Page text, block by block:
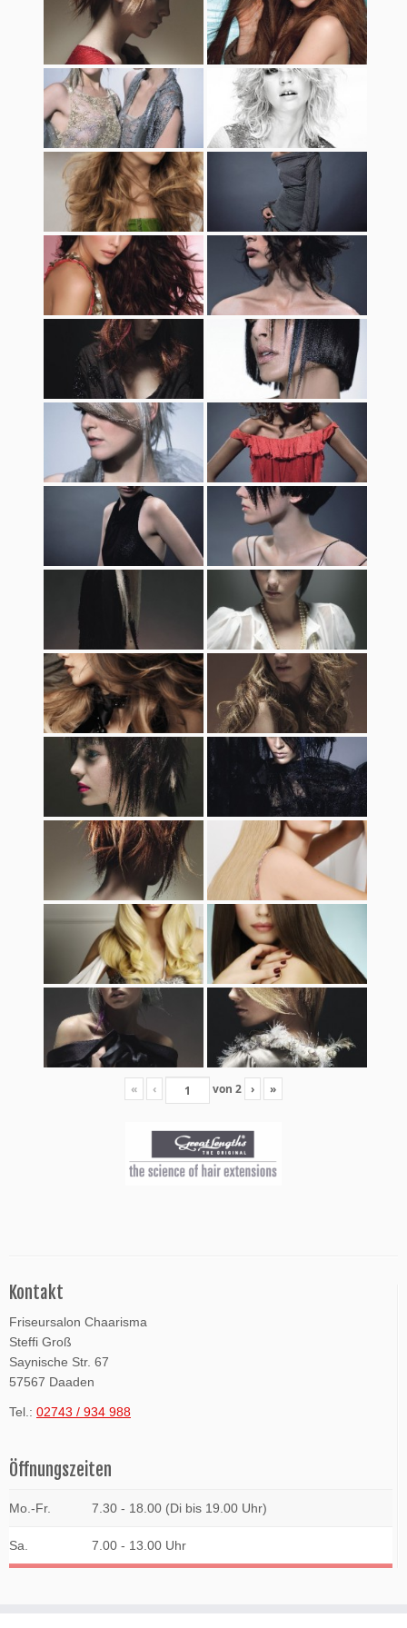
« ‹ von 2 › »
Kontakt
Friseursalon Chaarisma
Steffi Groß
Saynische Str. 67
57567 Daaden
Tel.: 02743 / 934 988
Öffnungszeiten
Mo.-Fr. 7.30 - 18.00 (Di bis 19.00 Uhr)
Sa. 7.00 - 13.00 Uhr